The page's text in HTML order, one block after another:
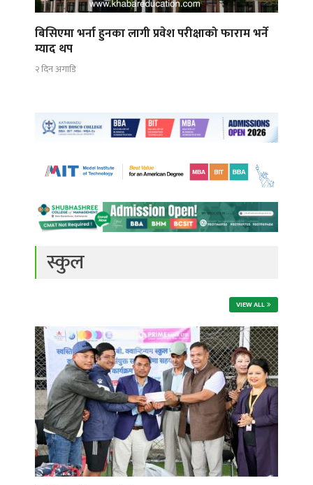
बिसिएमा भर्ना हुनका लागी प्रवेश परीक्षाको फाराम भर्ने
म्याद थप
२ दिन अगाडि
स्कुल
VIEW ALL